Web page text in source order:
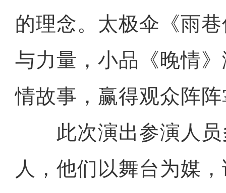
的理念。太极伞《雨
与力量，小品《晚情
情故事，赢得观众阵
此次演出参演人员
人，他们以舞台为媒